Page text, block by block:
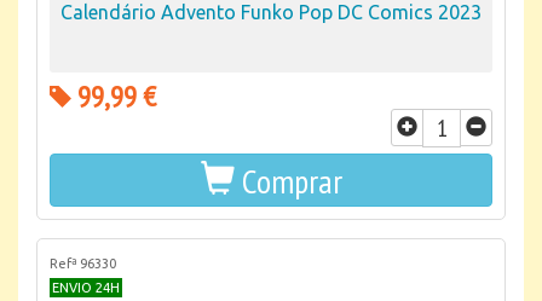
Calendário Advento Funko Pop DC Comics 2023
99,99 €
Comprar
Refª 96330
ENVIO 24H